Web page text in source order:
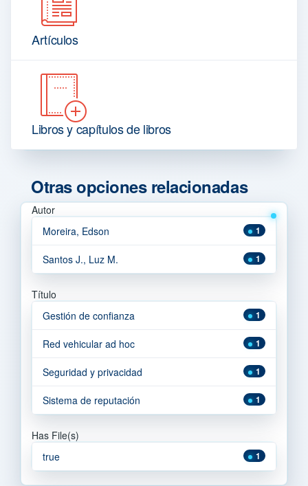
Artículos
Libros y capítulos de libros
Otras opciones relacionadas
Autor
1
Moreira, Edson
1
Santos J., Luz M.
Título
1
Gestión de confianza
1
Red vehicular ad hoc
1
Seguridad y privacidad
1
Sistema de reputación
Has File(s)
1
true